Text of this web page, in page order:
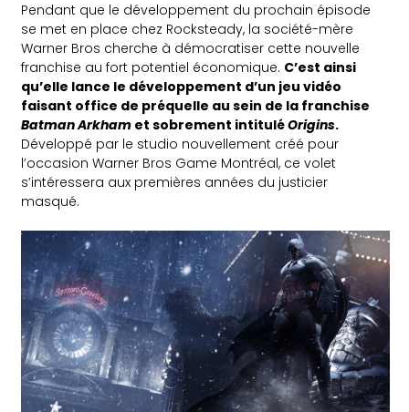
Pendant que le développement du prochain épisode
se met en place chez Rocksteady, la société-mère
Warner Bros cherche à démocratiser cette nouvelle
franchise au fort potentiel économique. C’est ainsi
qu’elle lance le développement d’un jeu vidéo
faisant office de préquelle au sein de la franchise
Batman Arkham et sobrement intituléOrigins.
Développé par le studio nouvellement créé pour
l’occasion Warner Bros Game Montréal, ce volet
s’intéressera aux premières années du justicier
masqué.